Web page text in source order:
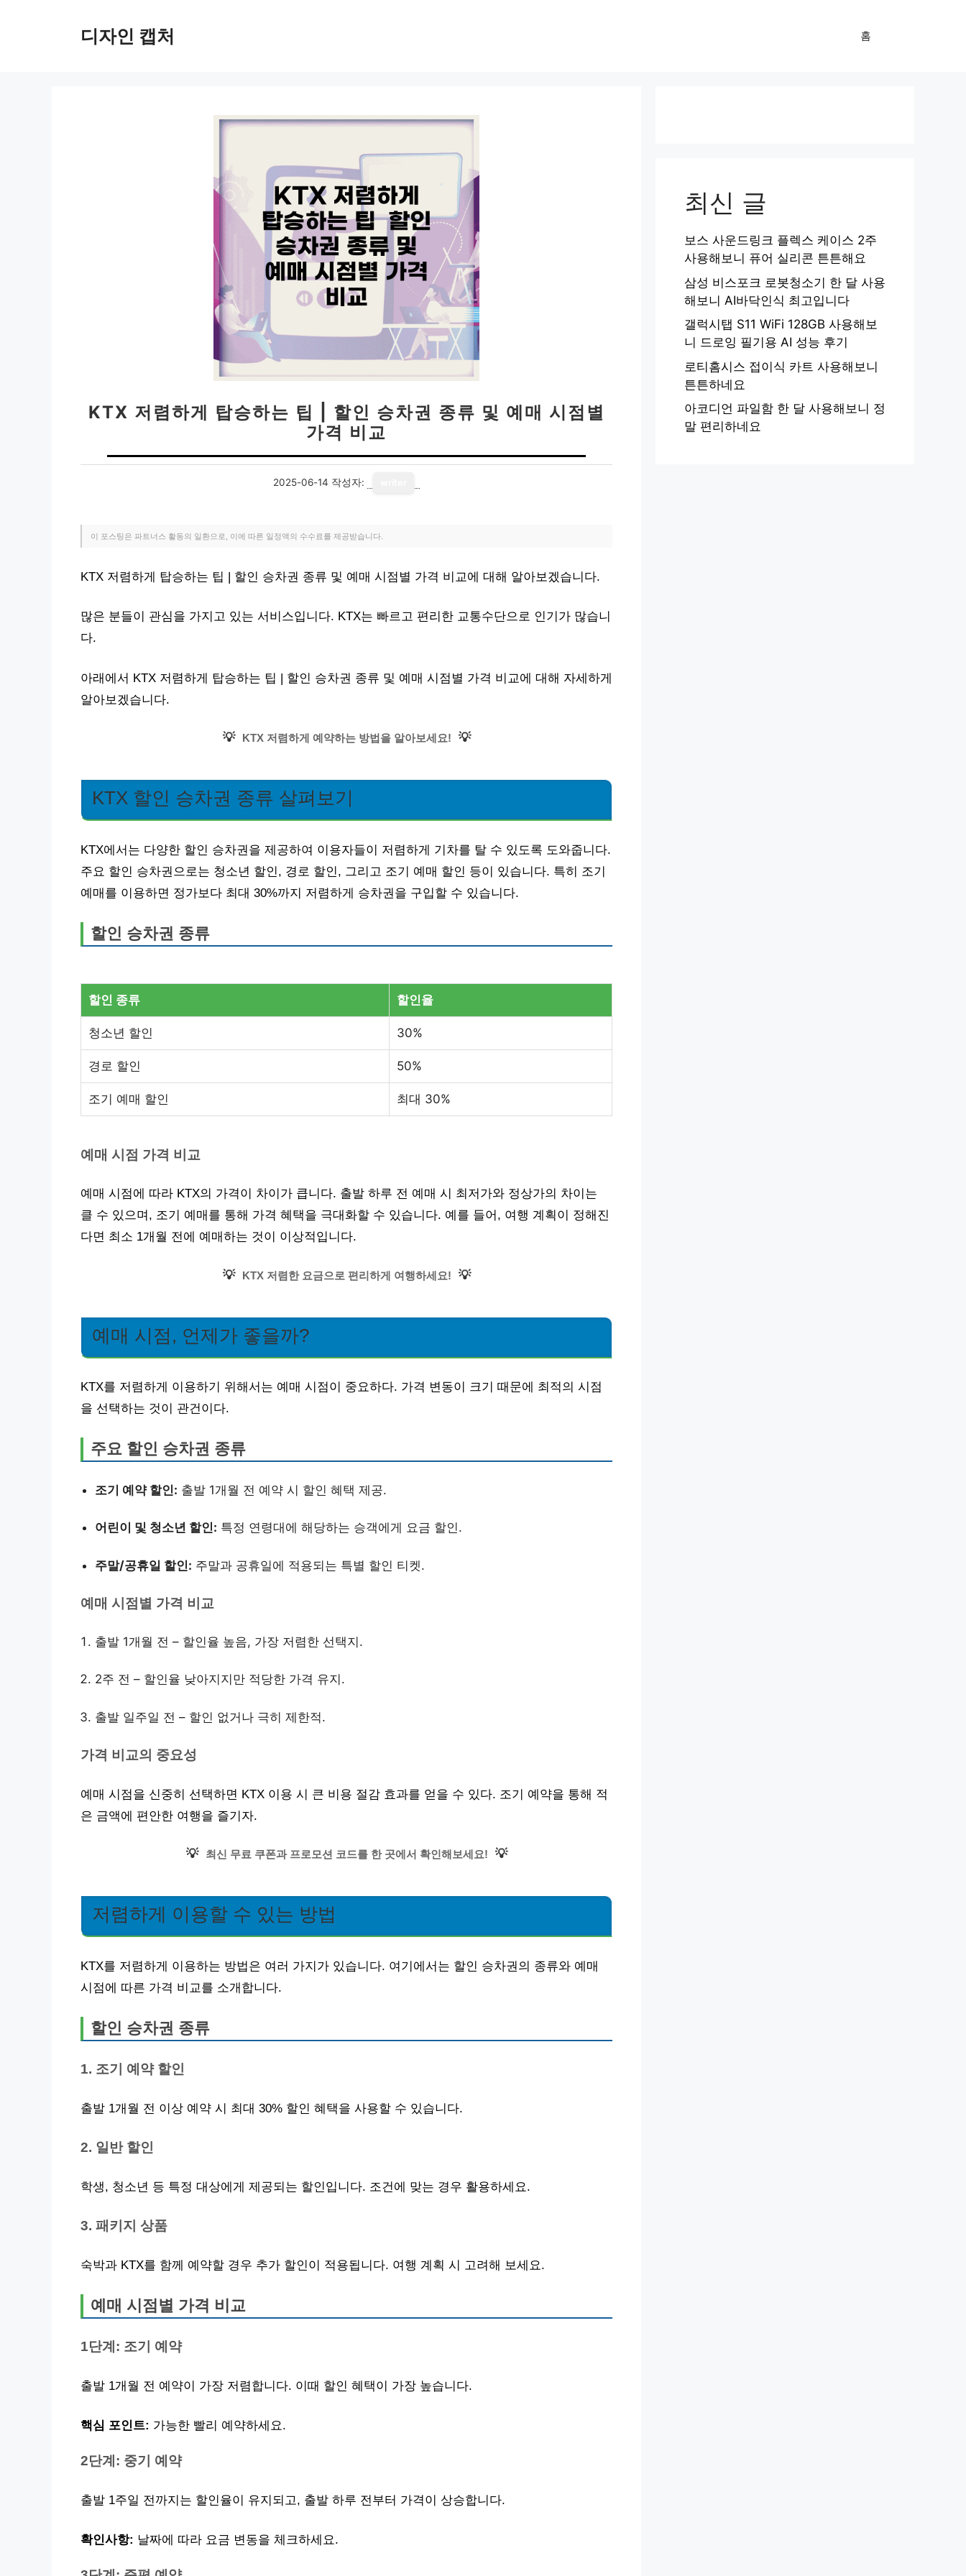
디자인 캡처 홈
KTX 저렴하게 탑승하는 팁 | 할인 승차권 종류 및 예매 시점별
가격 비교
2025-06-14 작성자:
이 포스팅은 파트너스 활동의 일환으로, 이에 따른 일정액의 수수료를 제공받습니다.
KTX 저렴하게 탑승하는 팁 | 할인 승차권 종류 및 예매 시점별 가격 비교에 대해 알아보겠습니다.
많은 분들이 관심을 가지고 있는 서비스입니다. KTX는 빠르고 편리한 교통수단으로 인기가 많습니
다.
아래에서 KTX 저렴하게 탑승하는 팁 | 할인 승차권 종류 및 예매 시점별 가격 비교에 대해 자세하게
알아보겠습니다.
💡 KTX 저렴하게 예약하는 방법을 알아보세요! 💡
KTX 할인 승차권 종류 살펴보기
KTX에서는 다양한 할인 승차권을 제공하여 이용자들이 저렴하게 기차를 탈 수 있도록 도와줍니다.
주요 할인 승차권으로는 청소년 할인, 경로 할인, 그리고 조기 예매 할인 등이 있습니다. 특히 조기
예매를 이용하면 정가보다 최대 30%까지 저렴하게 승차권을 구입할 수 있습니다.
할인 승차권 종류
할인 종류 할인율
청소년 할인 30%
경로 할인 50%
조기 예매 할인 최대 30%
예매 시점 가격 비교
예매 시점에 따라 KTX의 가격이 차이가 큽니다. 출발 하루 전 예매 시 최저가와 정상가의 차이는
클 수 있으며, 조기 예매를 통해 가격 혜택을 극대화할 수 있습니다. 예를 들어, 여행 계획이 정해진
다면 최소 1개월 전에 예매하는 것이 이상적입니다.
💡 KTX 저렴한 요금으로 편리하게 여행하세요! 💡
예매 시점, 언제가 좋을까?
KTX를 저렴하게 이용하기 위해서는 예매 시점이 중요하다. 가격 변동이 크기 때문에 최적의 시점
을 선택하는 것이 관건이다.
주요 할인 승차권 종류
조기 예약 할인: 출발 1개월 전 예약 시 할인 혜택 제공.
어린이 및 청소년 할인: 특정 연령대에 해당하는 승객에게 요금 할인.
주말/공휴일 할인: 주말과 공휴일에 적용되는 특별 할인 티켓.
예매 시점별 가격 비교
출발 1개월 전 – 할인율 높음, 가장 저렴한 선택지.
2주 전 – 할인율 낮아지지만 적당한 가격 유지.
출발 일주일 전 – 할인 없거나 극히 제한적.
가격 비교의 중요성
예매 시점을 신중히 선택하면 KTX 이용 시 큰 비용 절감 효과를 얻을 수 있다. 조기 예약을 통해 적
은 금액에 편안한 여행을 즐기자.
💡 최신 무료 쿠폰과 프로모션 코드를 한 곳에서 확인해보세요! 💡
저렴하게 이용할 수 있는 방법
KTX를 저렴하게 이용하는 방법은 여러 가지가 있습니다. 여기에서는 할인 승차권의 종류와 예매
시점에 따른 가격 비교를 소개합니다.
할인 승차권 종류
1. 조기 예약 할인
출발 1개월 전 이상 예약 시 최대 30% 할인 혜택을 사용할 수 있습니다.
2. 일반 할인
학생, 청소년 등 특정 대상에게 제공되는 할인입니다. 조건에 맞는 경우 활용하세요.
3. 패키지 상품
숙박과 KTX를 함께 예약할 경우 추가 할인이 적용됩니다. 여행 계획 시 고려해 보세요.
예매 시점별 가격 비교
1단계: 조기 예약
출발 1개월 전 예약이 가장 저렴합니다. 이때 할인 혜택이 가장 높습니다.
핵심 포인트: 가능한 빨리 예약하세요.
2단계: 중기 예약
출발 1주일 전까지는 할인율이 유지되고, 출발 하루 전부터 가격이 상승합니다.
확인사항: 날짜에 따라 요금 변동을 체크하세요.
최신 글
보스 사운드링크 플렉스 케이스 2주
사용해보니 퓨어 실리콘 튼튼해요
삼성 비스포크 로봇청소기 한 달 사용
해보니 AI바닥인식 최고입니다
갤럭시탭 S11 WiFi 128GB 사용해보
니 드로잉 필기용 AI 성능 후기
로티홈시스 접이식 카트 사용해보니
튼튼하네요
아코디언 파일함 한 달 사용해보니 정
말 편리하네요